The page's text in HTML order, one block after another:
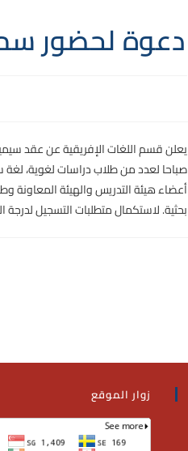
دعوة لحضور
صباحا لعدد من طلاب دراسات لغوية،
أعضاء هيئة التدريس والهيئة المعاونة
بحثية. لاستكمال متطلبات التسجيل لدرجة
زوار الموقع